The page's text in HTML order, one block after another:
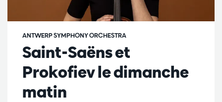
Saint-Saëns et
Prokofiev le dimanche
matin
ANTWERP SYMPHONY ORCHESTRA